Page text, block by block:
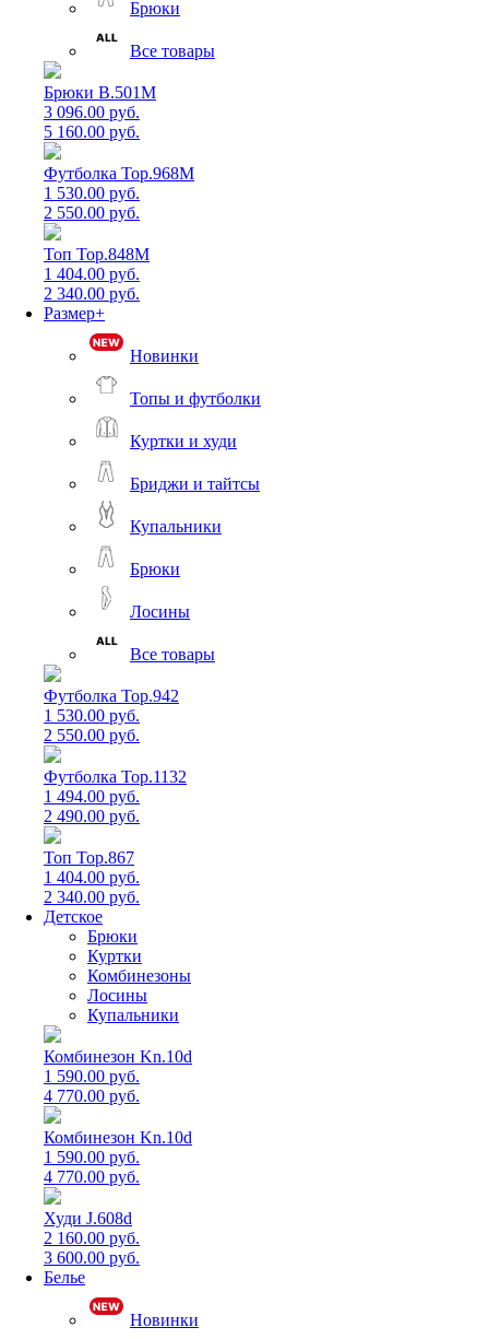
Брюки
Все товары
Брюки B.501M
3 096.00 руб.
5 160.00 руб.
Футболка Top.968M
1 530.00 руб.
2 550.00 руб.
Топ Top.848M
1 404.00 руб.
2 340.00 руб.
Размер+
Новинки
Топы и футболки
Куртки и худи
Бриджи и тайтсы
Купальники
Брюки
Лосины
Все товары
Футболка Top.942
1 530.00 руб.
2 550.00 руб.
Футболка Top.1132
1 494.00 руб.
2 490.00 руб.
Топ Top.867
1 404.00 руб.
2 340.00 руб.
Детское
Брюки
Куртки
Комбинезоны
Лосины
Купальники
Комбинезон Kn.10d
1 590.00 руб.
4 770.00 руб.
Комбинезон Kn.10d
1 590.00 руб.
4 770.00 руб.
Худи J.608d
2 160.00 руб.
3 600.00 руб.
Белье
Новинки